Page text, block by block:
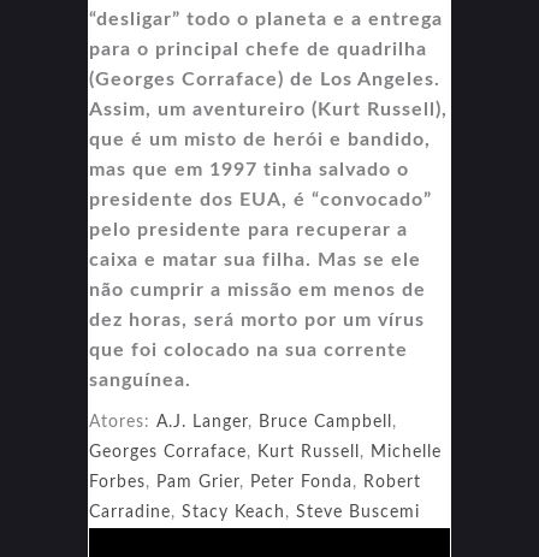
“desligar” todo o planeta e a entrega
para o principal chefe de quadrilha
(Georges Corraface) de Los Angeles.
Assim, um aventureiro (Kurt Russell),
que é um misto de herói e bandido,
mas que em 1997 tinha salvado o
presidente dos EUA, é “convocado”
pelo presidente para recuperar a
caixa e matar sua filha. Mas se ele
não cumprir a missão em menos de
dez horas, será morto por um vírus
que foi colocado na sua corrente
sanguínea.
Atores: A.J. Langer, Bruce Campbell ,
Georges Corraface, Kurt Russell , Michelle
Forbes, Pam Grier, Peter Fonda , Robert
Carradine, Stacy Keach , Steve Buscemi